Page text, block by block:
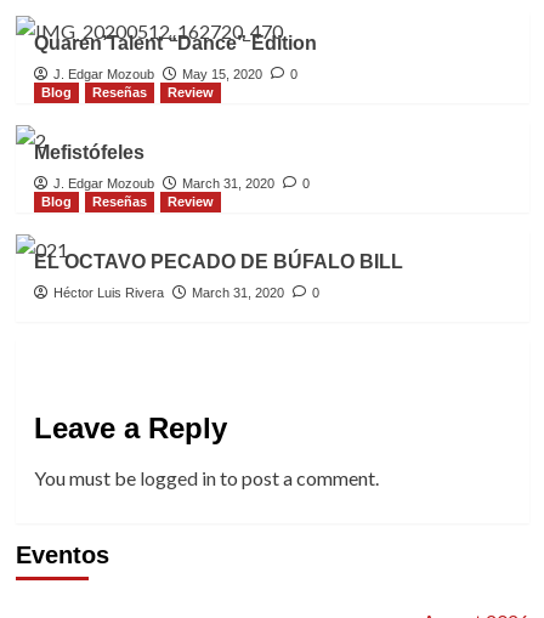
Quaren’Talent “Dance” Edition
J. Edgar Mozoub May 15, 2020
0
Blog
Reseñas Review
Mefistófeles
J. Edgar Mozoub March 31, 2020
0
Blog
Reseñas Review
EL OCTAVO PECADO DE BÚFALO BILL
Héctor Luis Rivera March 31, 2020 0
Leave a Reply
You must be logged into post a comment.
Eventos